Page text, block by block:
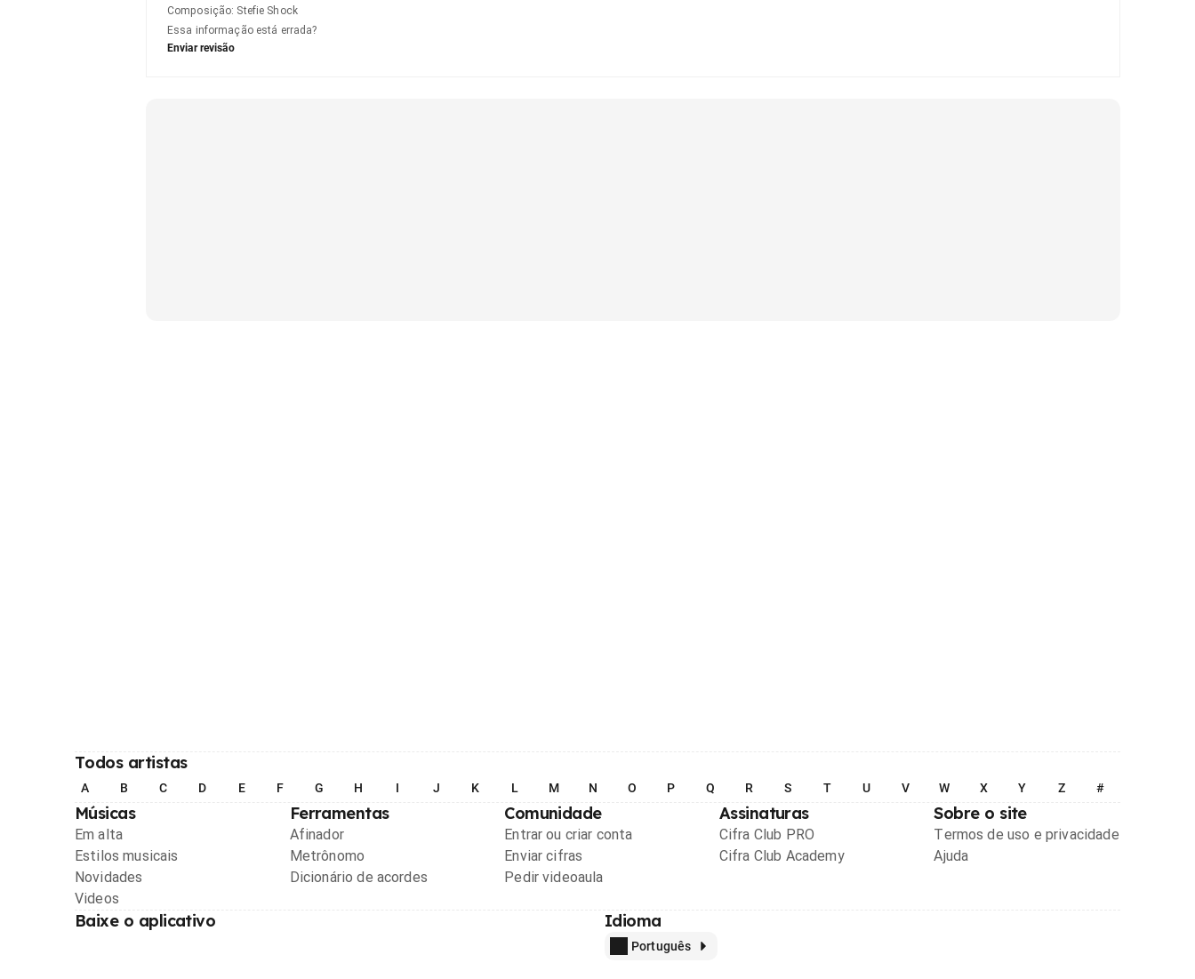
Composição: Stefie Shock
Essa informação está errada?
Enviar revisão
Todos artistas
A B C D E F G H I J K L M N O P Q R S T U V W X Y Z #
Músicas
Em alta
Estilos musicais
Novidades
Videos
Ferramentas
Afinador
Metrônomo
Dicionário de acordes
Comunidade
Entrar ou criar conta
Enviar cifras
Pedir videoaula
Assinaturas
Cifra Club PRO
Cifra Club Academy
Sobre o site
Termos de uso e privacidade
Ajuda
Baixe o aplicativo Idioma
Português